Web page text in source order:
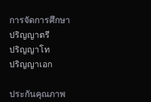
การจัดการศึกษา
ปริญญาตรี
ปริญญาโท
ปริญญาเอก
ประกันคุณภาพ